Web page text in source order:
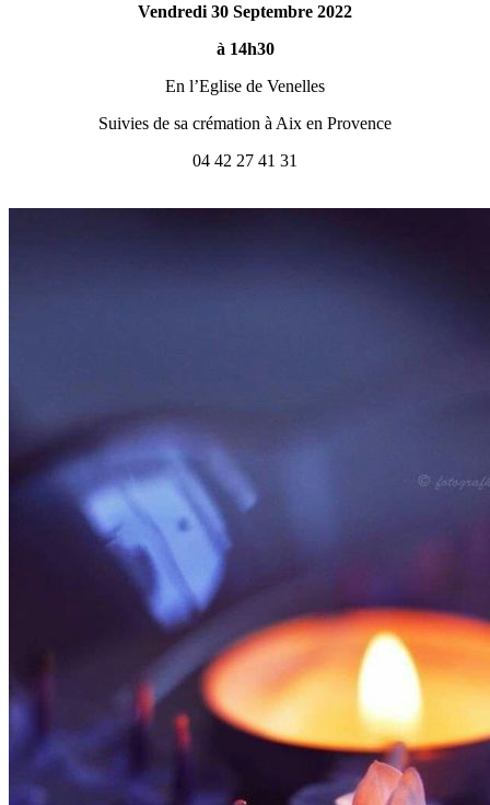
Vendredi 30 Septembre 2022
à 14h30
En l’Eglise de Venelles
Suivies de sa crémation à Aix en Provence
04 42 27 41 31